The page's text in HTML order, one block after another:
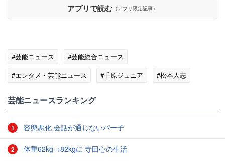
アプリで読む （アプリ限定記事）
#芸能ニュース
#芸能総合ニュース
#エンタメ・芸能ニュース
#千原ジュニア
#松本人志
芸能ニュースランキング
1 容態悪化 会話が通じないパー子
2 体重62kg→82kgに 寺田心の生活